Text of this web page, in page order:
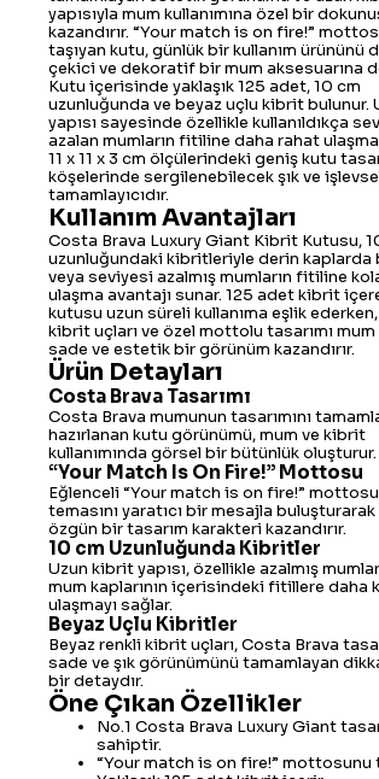
yapısıyla mum kullanımına özel bir
kazandırır. “Your match is on fire!”
taşıyan kutu, günlük bir kullanım ürününü
çekici ve dekoratif bir mum aksesuarına
Kutu içerisinde yaklaşık 125 adet, 10 cm
uzunluğunda ve beyaz uçlu kibrit bulunur.
yapısı sayesinde özellikle kullanıldıkça
azalan mumların fitiline daha rahat
11 x 11 x 3 cm ölçülerindeki geniş kutu
köşelerinde sergilenebilecek şık ve
tamamlayıcıdır.
Kullanım Avantajları
Costa Brava Luxury Giant Kibrit Kutusu,
uzunluğundaki kibritleriyle derin kaplarda
veya seviyesi azalmış mumların fitiline
ulaşma avantajı sunar. 125 adet kibrit
kutusu uzun süreli kullanıma eşlik
kibrit uçları ve özel mottolu tasarımı
sade ve estetik bir görünüm kazandırır.
Ürün Detayları
Costa Brava Tasarımı
Costa Brava mumunun tasarımını
hazırlanan kutu görünümü, mum ve kibrit
kullanımında görsel bir bütünlük oluşturur.
“Your Match Is On Fire!” Mottosu
Eğlenceli “Your match is on fire!”
temasını yaratıcı bir mesajla buluşturarak
özgün bir tasarım karakteri kazandırır.
10 cm Uzunluğunda Kibritler
Uzun kibrit yapısı, özellikle azalmış
mum kaplarının içerisindeki fitillere daha
ulaşmayı sağlar.
Beyaz Uçlu Kibritler
Beyaz renkli kibrit uçları, Costa Brava
sade ve şık görünümünü tamamlayan
bir detaydır.
Öne Çıkan Özellikler
No.1 Costa Brava Luxury Giant
sahiptir.
“Your match is on fire!” mottosunu